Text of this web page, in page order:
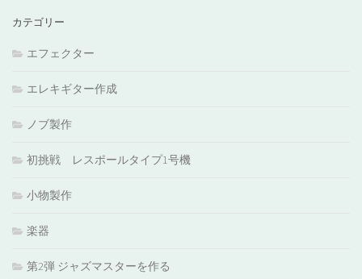
カテゴリー
エフェクター
エレキギター作成
ノブ製作
初挑戦 レスポールタイプ1号機
小物製作
楽器
第2弾 ジャズマスターを作る